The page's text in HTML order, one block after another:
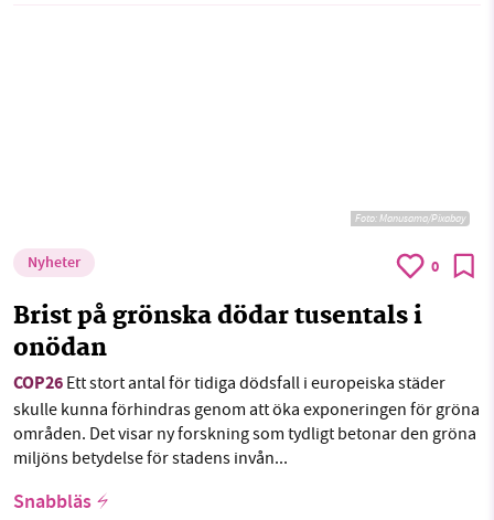
Foto:Manusama/Pixabay
Nyheter 0
Brist på grönska dödar tusentals i
onödan
COP26 Ett stort antal för tidiga dödsfall i europeiska städer
skulle kunna förhindras genom att öka exponeringen för gröna
områden. Det visar ny forskning som tydligt betonar den gröna
miljöns betydelse för stadens invån...
Snabbläs